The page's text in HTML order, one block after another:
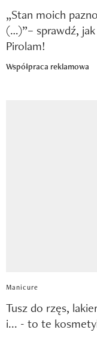
„Stan moich
(…)”– sprawdź,
Pirolam!
Współpraca reklamowa
Manicure
Tusz do rzęs,
i... - to te